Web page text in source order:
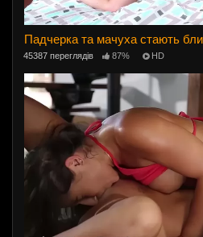
Падчерка та мачуха стають
45387 переглядів 87% HD